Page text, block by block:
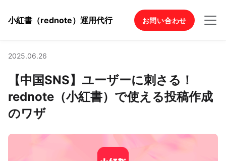
小紅書（rednote）運用代行 お問い合わせ
2025.06.26
【中国SNS】ユーザーに刺さる！
rednote（小紅書）で使える投稿作成
のワザ